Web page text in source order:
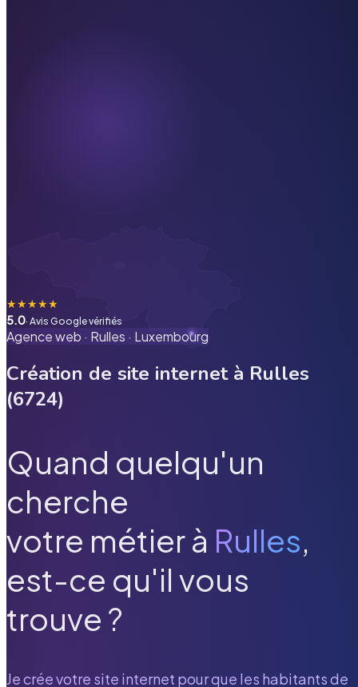
★★★★★
5.0· Avis Google vérifiés
Agence web · Rulles · Luxembourg
Création de site internet à Rulles
(6724)
Quand quelqu'un
cherche
votre métier à Rulles,
est-ce qu'il vous
trouve ?
Je crée votre site internet pour que les habitants de